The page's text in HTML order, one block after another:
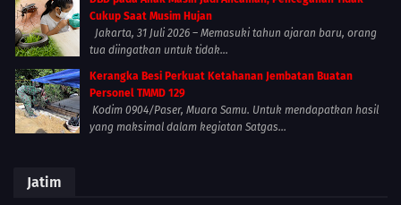
Cukup Saat Musim Hujan
Jakarta, 31 Juli 2026 – Memasuki tahun ajaran baru, orang
tua diingatkan untuk tidak...
Kerangka Besi Perkuat Ketahanan Jembatan Buatan
Personel TMMD 129
Kodim 0904/Paser, Muara Samu. Untuk mendapatkan hasil
yang maksimal dalam kegiatan Satgas...
Jatim